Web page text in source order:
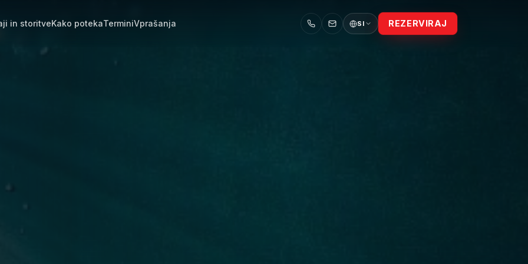
in storitveKako potekaTerminiVprašanja SI REZERVIRAJ